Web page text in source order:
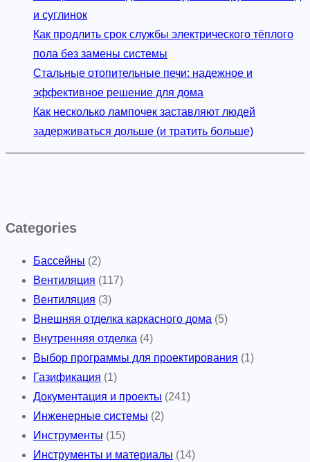
и суглинок
Как продлить срок службы электрического тёплого
пола без замены системы
Стальные отопительные печи: надежное и
эффективное решение для дома
Как несколько лампочек заставляют людей
задерживаться дольше (и тратить больше)
Categories
Бассейны (2)
Вентиляция (117)
Вентиляция (3)
Внешняя отделка каркасного дома (5)
Внутренняя отделка (4)
Выбор программы для проектирования (1)
Газификация (1)
Документация и проекты (241)
Инженерные системы (2)
Инструменты (15)
Инструменты и материалы (14)